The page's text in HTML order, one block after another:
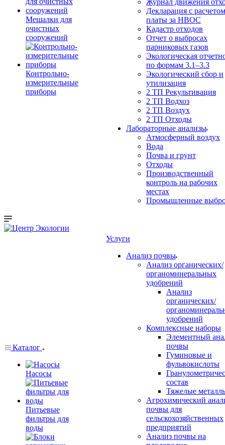
Мешалки для
очистных
сооружений
Контрольно-
измерительные
приборы
Декларация с расчетом
платы за НВОС
Кадастр отходов
Отчет о выбросах
парниковых газов
Экологическая
по формам 3.1–3.3
Экологический сбор и
утилизация
2 ТП Рекультивация
2 ТП Водхоз
2 ТП Воздух
2 ТП Отходы
Лабораторные анализы
Атмосферный воздух
Вода
Почва и грунт
Отходы
Производственный
контроль на рабочих
местах
Промышленные
Каталог
Насосы
Питьевые
фильтры для
воды
Услуги
Анализ почвы
Анализ органических/
органоминеральных
удобрений
Анализ
органических/
удобрений
Комплексные наборы
Элементный
почвы
Гуминовые и
фульвокислоты
состав
Тяжелые
Агрохимический
почвы для
сельскохозяйственных
предприятий
Анализ почвы на